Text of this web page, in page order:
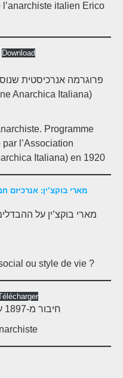
italien Erico
Download
פרוגרמה אנרכיסטית
Programme
l’Association
Italiana) en 1920
מארי בוקצ’ין: אנרכיזם
מארי בוקצ’ין על
ou style de vie ?
חיבור מ-1897 על מוסריות בבני אדם ובבעלי חיים